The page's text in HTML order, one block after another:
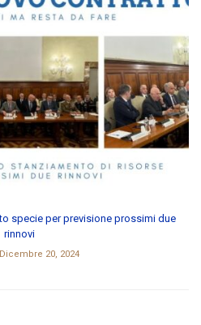
specie per previsione prossimi due
rinnovi
Dicembre 20, 2024